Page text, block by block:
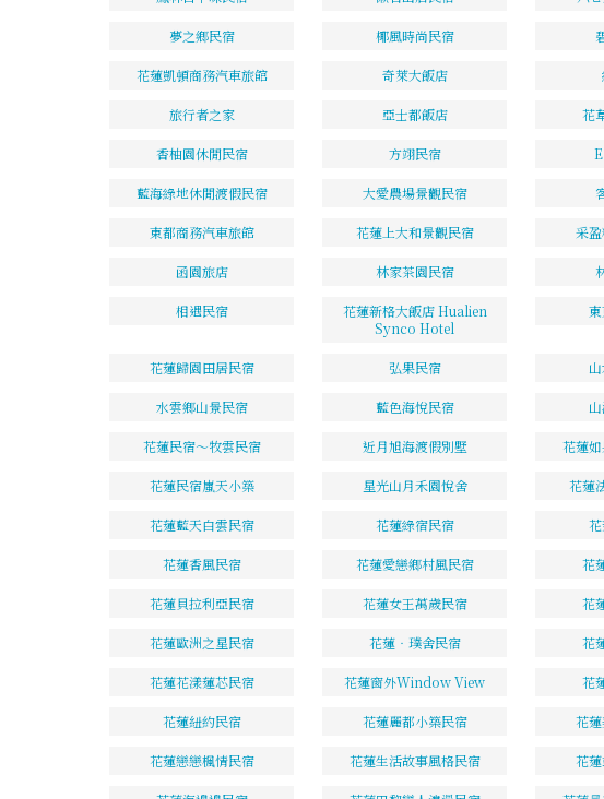
夢之鄉民宿 椰風時尚民宿
花蓮凱頓商務汽車旅館 奇萊大飯店
旅行者之家 亞士都飯店 花
香柚園休閒民宿 方翊民宿
藍海綠地休閒渡假民宿 大愛農場景觀民宿
東都商務汽車旅館 花蓮上大和景觀民宿 采
函園旅店 林家茶園民宿
相遇民宿
花蓮新格大飯店 Hualien
Synco Hotel
花蓮歸園田居民宿 弘果民宿
水雲鄉山景民宿 藍色海悅民宿
花蓮民宿～牧雲民宿 近月旭海渡假別墅 花蓮
花蓮民宿嵐天小築 星光山月禾園悅舍 花蓮
花蓮藍天白雲民宿 花蓮綠宿民宿
花蓮香風民宿 花蓮愛戀鄉村風民宿 花
花蓮貝拉利亞民宿 花蓮女王萬歲民宿 花
花蓮歐洲之星民宿 花蓮‧璞舍民宿 花
花蓮花漾蓮芯民宿 花蓮窗外Window View 花
花蓮紐約民宿 花蓮麗都小築民宿 花
花蓮戀戀楓情民宿 花蓮生活故事風格民宿 花